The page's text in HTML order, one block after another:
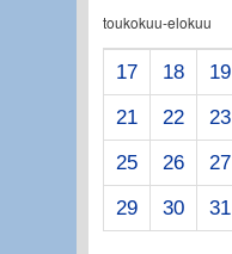
toukokuu-elokuu
17 18 19
21
22 23
25
26 27
29
30 31